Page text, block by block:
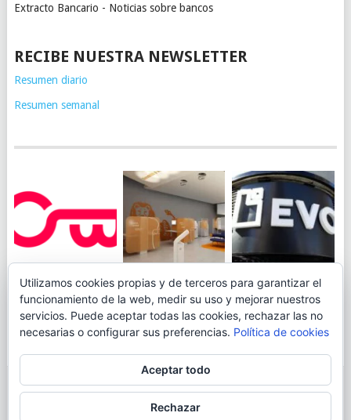
Extracto Bancario - Noticias sobre bancos
RECIBE NUESTRA NEWSLETTER
Resumen diario
Resumen semanal
JUEGA AL
CANICÓDROMO
DIGITAL DE
OPENBANK
ING TOCA SUELO EN
LA RENTABILIDAD
DE SU CUENTA
NARANJA: 0,01% TAE
EVO BANK
PERMITIRÁ
INGRESAR DINERO
DESDE LAS OFICINAS
© 2026BLOGAHORRO.
CONTACTA CON EL AUTOR
Utilizamos cookies propias y de terceros para garantizar el
funcionamiento de la web, medir su uso y mejorar nuestros
servicios. Puede aceptar todas las cookies, rechazar las no
necesarias o configurar sus preferencias. Política de cookies
Aceptar todo
Rechazar